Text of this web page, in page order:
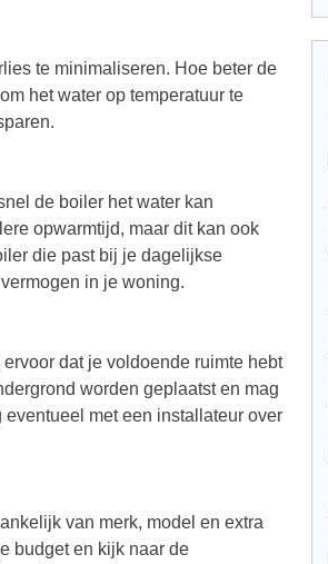
te minimaliseren. Hoe beter de
het water op temperatuur te
de boiler het water kan
opwarmtijd, maar dit kan ook
die past bij je dagelijkse
in je woning.
dat je voldoende ruimte hebt
worden geplaatst en mag
met een installateur over
van merk, model en extra
budget en kijk naar de